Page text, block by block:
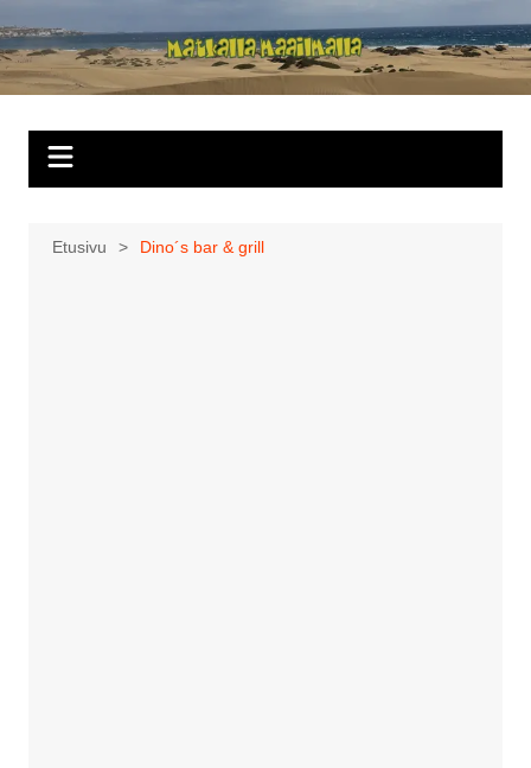
sisältöön
Matkalla
maailmalla
Etusivu Dino´s bar & grill